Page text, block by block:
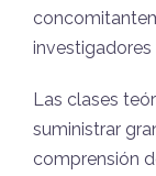
Las clases
suministrar
comprensión